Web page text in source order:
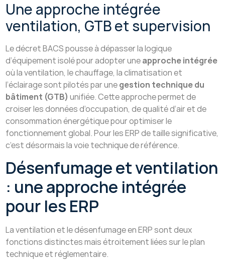
Une approche intégrée
ventilation, GTB et supervision
Le décret BACS pousse à dépasser la logique
d’équipement isolé pour adopter uneapproche intégrée
où la ventilation, le chauffage, la climatisation et
l’éclairage sont pilotés par unegestion technique du
bâtiment (GTB) unifiée. Cette approche permet de
croiser les données d’occupation, de qualité d’air et de
consommation énergétique pour optimiser le
fonctionnement global. Pour les ERP de taille significative,
c’est désormais la voie technique de référence.
Désenfumage et ventilation
: une approche intégrée
pour les ERP
La ventilation et le désenfumage en ERP sont deux
fonctions distinctes mais étroitement liées sur le plan
technique et réglementaire.